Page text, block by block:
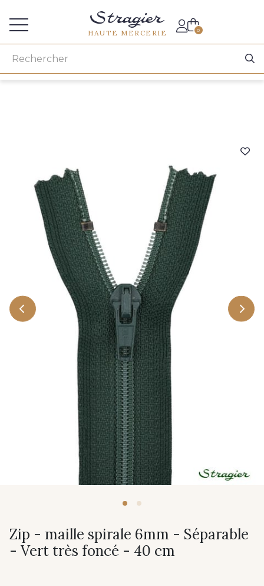
HAUTE MERCERIE 0
Zip - maille spirale 6mm - Séparable
- Vert très foncé - 40 cm